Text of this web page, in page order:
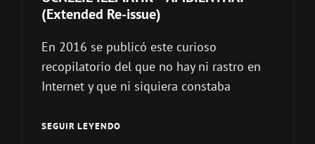
(Extended Re-issue)
En 2016 se publicó este curioso
recopilatorio del que no hay ni rastro en
Internet y que ni siquiera constaba
SEGUIR LEYENDOOCNELIE